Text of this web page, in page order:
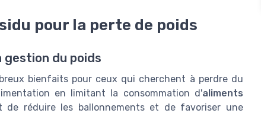
pour la perte de poids
gestion du poids
bienfaits pour ceux qui cherchent à perdre du
en limitant la consommation d'aliments
de réduire les ballonnements et de favoriser une